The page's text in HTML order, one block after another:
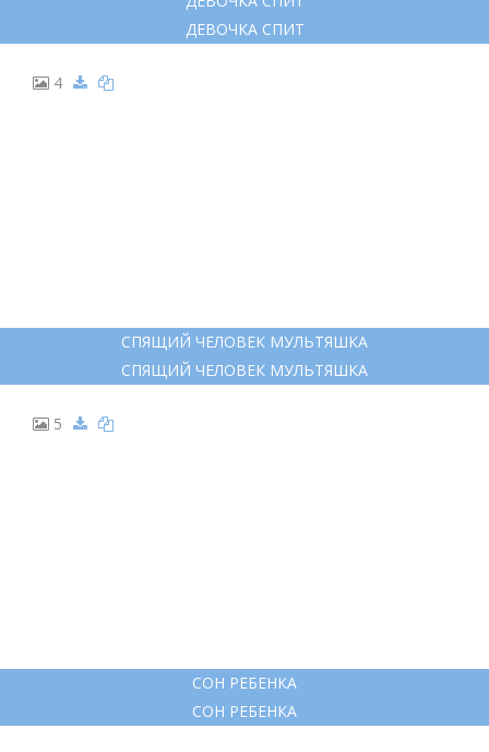
ДЕВОЧКА СПИТ
4
СПЯЩИЙ ЧЕЛОВЕК МУЛЬТЯШКА
СПЯЩИЙ ЧЕЛОВЕК МУЛЬТЯШКА
5
СОН РЕБЕНКА
СОН РЕБЕНКА